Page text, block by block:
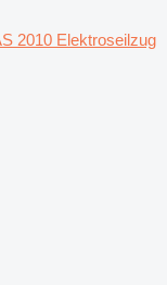
2010 Elektroseilzug